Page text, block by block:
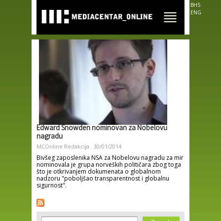
main
content
BHS
ENG
Edward Snowden nominovan za Nobelovu
nagradu
MCOnline Redakcija 30/01/2014
Bivšeg zaposlenika NSA za Nobelovu nagradu za mir
nominovala je grupa norveških političara zbog toga
što je otkrivanjem dokumenata o globalnom
nadzoru "poboljšao transparentnost i globalnu
sigurnost".